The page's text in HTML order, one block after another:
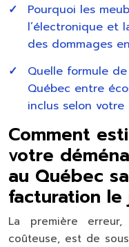
Pourquoi les
l’électronique et
des dommages
Quelle formule
Québec entre
inclus selon
Comment
votre
au Québec
facturation le
La première
coûteuse, est de